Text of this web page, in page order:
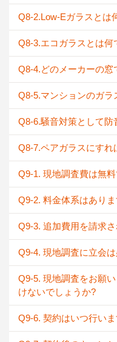
Q8-2.Low-Eガラスとは
Q8-3.エコガラスとは何
Q8-4.どのメーカーの
Q8-5.マンションのガ
Q8-6.騒音対策として防
Q8-7.ペアガラスにす
Q9-1. 現地調査費は無
Q9-2. 料金体系はあり
Q9-3. 追加費用を請求
Q9-4. 現地調査に立会
Q9-5. 現地調査をお願
けないでしょうか?
Q9-6. 契約はいつ行い